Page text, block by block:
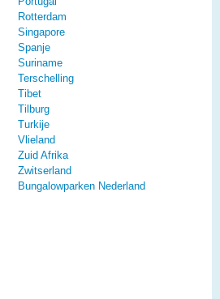
Rotterdam
Singapore
Spanje
Suriname
Terschelling
Tibet
Tilburg
Turkije
Vlieland
Zuid Afrika
Zwitserland
Bungalowparken Nederland